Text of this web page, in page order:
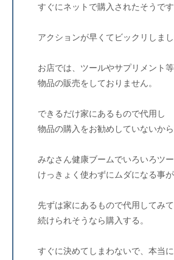
すぐにネットで購入されたそうです
アクションが早くてビックリしまし
お店では、ツールやサプリメント等
物品の販売をしておりません。
できるだけ家にあるもので代用し
物品の購入をお勧めしていないから
みなさん健康ブームでいろいろツ
けっきょく使わずにムダになる事が
先ずは家にあるもので代用してみて
続けられそうなら購入する。
すぐに決めてしまわないで、本当